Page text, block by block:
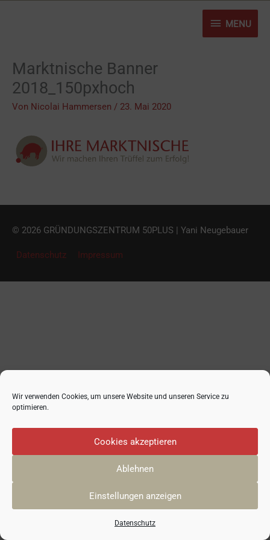
Wir verwenden Cookies, um unsere Website und unseren Service zu
optimieren.
Cookies akzeptieren
Ablehnen
Einstellungen anzeigen
Datenschutz
MENU
MENU
Marktnische Banner
2018_150pxhoch
Von Nicolai Hammersen / 23. Mai 2020
© 2026 GRÜNDUNGSZENTRUM 50PLUS | Yani Neugebauer
Datenschutz Impressum